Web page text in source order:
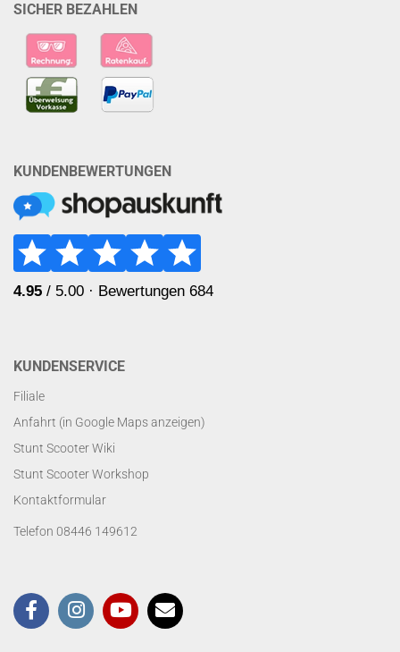
SICHER BEZAHLEN
KUNDENBEWERTUNGEN
KUNDENSERVICE
Filiale
Anfahrt (in Google Maps anzeigen)
Stunt Scooter Wiki
Stunt Scooter Workshop
Kontaktformular
Telefon 08446 149612